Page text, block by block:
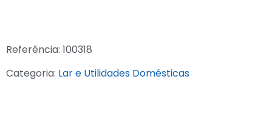
Referência: 100318
Categoria: Lar e Utilidades Domésticas